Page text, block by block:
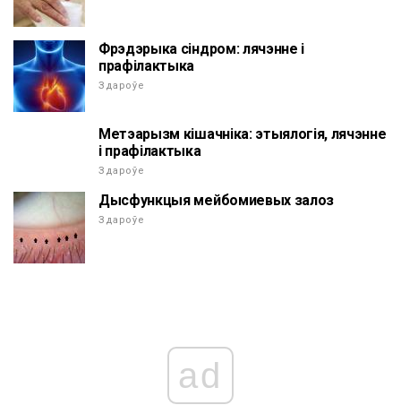
Фрэдэрыка сіндром: лячэнне і
прафілактыка
Здароўе
Метэарызм кішачніка: этыялогія, лячэнне
і прафілактыка
Здароўе
Дысфункцыя мейбомиевых залоз
Здароўе
ad